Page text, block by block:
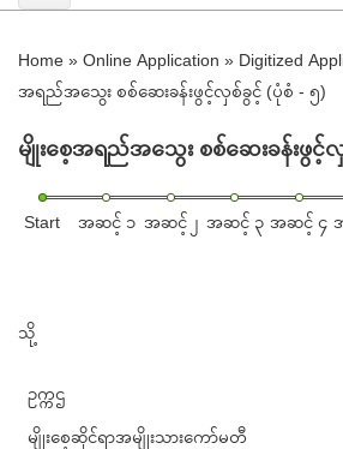
Home » Online Application » Digitized
အရည်အသွေး စစ်ဆေးခန်းဖွင့်လှစ်ခွင့် (ပုံစံ - ၅)
မျိုးစေ့အရည်အသွေး စစ်ဆေးခန်းဖွင့်
Start အဆင့် ၁ အဆင့် ၂ အဆင့် ၃ အဆင့် ၄
သို့
ဥက္ကဌ
မျိုးစေ့ဆိုင်ရာအမျိုးသားကော်မတီ